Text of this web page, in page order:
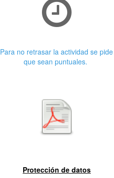
Para no retrasar la actividad se pide
que sean puntuales.
Protección de datos